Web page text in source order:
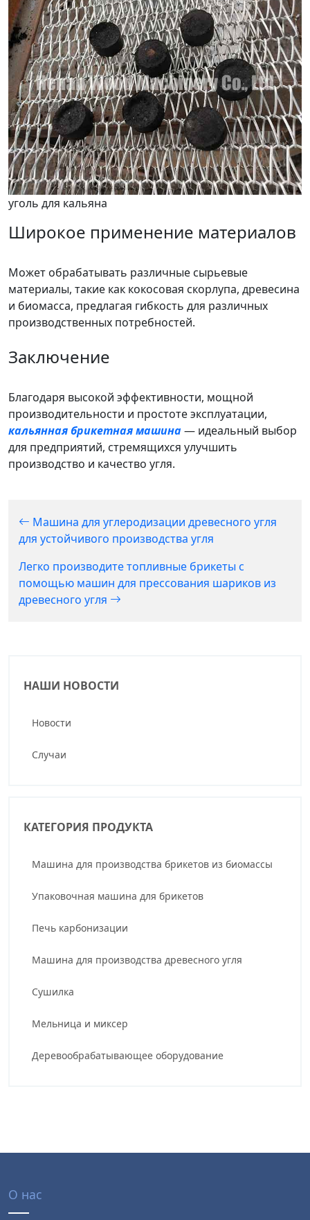
НАШИ НОВОСТИ
Новости
Случаи
КАТЕГОРИЯ ПРОДУКТА
Машина для производства брикетов из биомассы
Упаковочная машина для брикетов
Печь карбонизации
Машина для производства древесного угля
Сушилка
Мельница и миксер
Деревообрабатывающее оборудование
уголь для кальяна
Широкое применение материалов
Может обрабатывать различные сырьевые
материалы, такие как кокосовая скорлупа, древесина
и биомасса, предлагая гибкость для различных
производственных потребностей.
Заключение
Благодаря высокой эффективности, мощной
производительности и простоте эксплуатации,
кальянная брикетная машина— идеальный выбор
для предприятий, стремящихся улучшить
производство и качество угля.
Машина для углеродизации древесного угля
для устойчивого производства угля
Легко производите топливные брикеты с
помощью машин для прессования шариков из
древесного угля
О нас